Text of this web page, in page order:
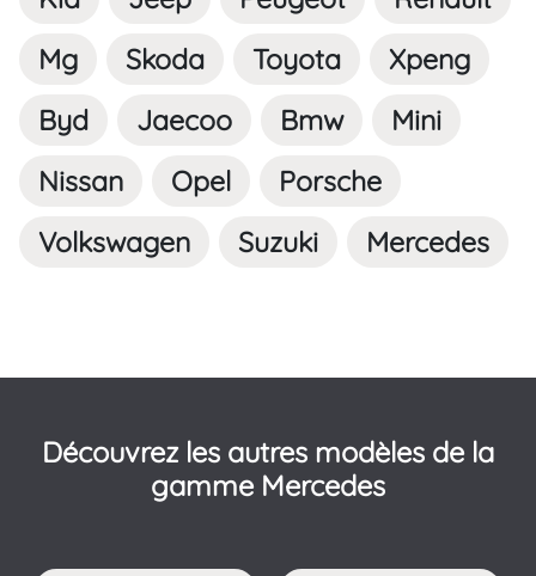
Mg
Skoda Toyota
Xpeng
Byd
Jaecoo Bmw
Mini
Nissan
Opel
Porsche
Volkswagen
Suzuki Mercedes
Découvrez les autres modèles de la
gamme Mercedes